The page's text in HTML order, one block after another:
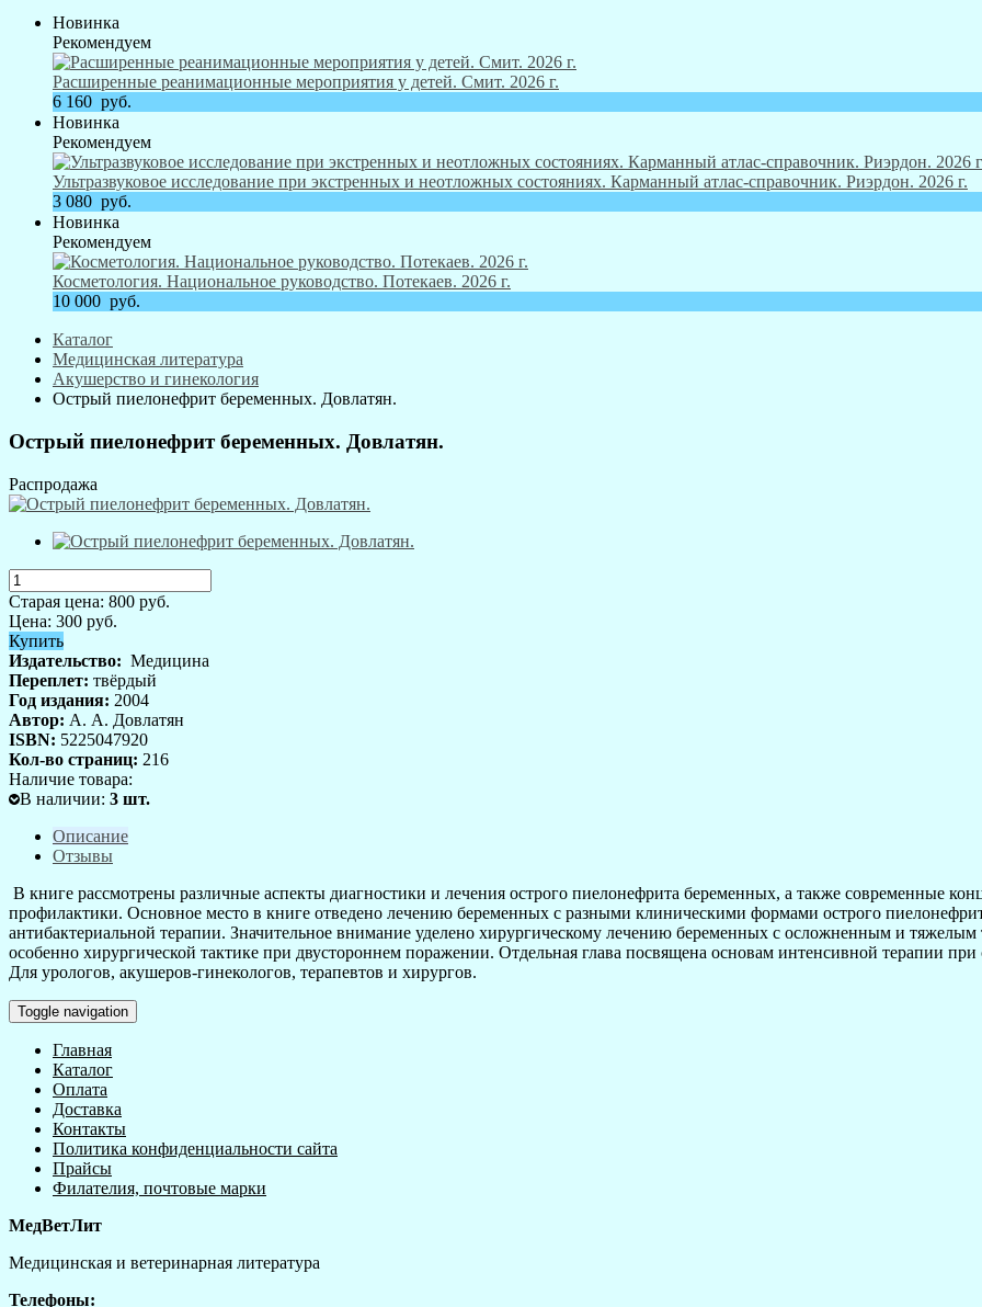
Новинка
Рекомендуем
Расширенные реанимационные мероприятия у детей. Смит. 2026 г.
6 160 руб.
Новинка
Рекомендуем
Ультразвуковое исследование при экстренных и неотложных состояниях. Карманный атлас-справочник. Риэрдон. 2026 г.
3 080 руб.
Новинка
Рекомендуем
Косметология. Национальное руководство. Потекаев. 2026 г.
10 000 руб.
Каталог
Медицинская литература
Акушерство и гинекология
Острый пиелонефрит беременных. Довлатян.
Острый пиелонефрит беременных. Довлатян.
Распродажа
Старая цена: 800 руб.
Цена: 300 руб.
Купить
Издательство: Медицина
Переплет: твёрдый
Год издания: 2004
Автор: А. А. Довлатян
ISBN: 5225047920
Кол-во страниц: 216
Наличие товара:
В наличии: 3 шт.
Описание
Отзывы
В книге рассмотрены различные аспекты диагностики и лечения острого пиелонефрита беременных, а также современные
профилактики. Основное место в книге отведено лечению беременных с разными клиническими формами острого
антибактериальной терапии. Значительное внимание уделено хирургическому лечению беременных с осложненным и
особенно хирургической тактике при двустороннем поражении. Отдельная глава посвящена основам интенсивной терапии
Для урологов, акушеров-гинекологов, терапевтов и хирургов.
Toggle navigation
Главная
Каталог
Оплата
Доставка
Контакты
Политика конфиденциальности сайта
Прайсы
Филателия, почтовые марки
МедВетЛит
Медицинская и ветеринарная литература
Телефоны: